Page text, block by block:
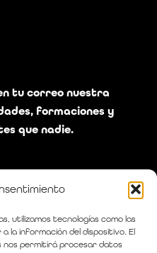
utilizamos tecnologías como las
la información del dispositivo. El
nos permitirá procesar datos
tu correo nuestra
formaciones y
que nadie.
de privacidad